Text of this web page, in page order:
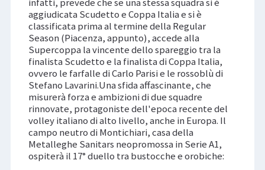
aggiudicata Scudetto e Coppa Italia e si è
classificata prima al termine della Regular
Season (Piacenza, appunto), accede alla
Supercoppa la vincente dello spareggio tra la
finalista Scudetto e la finalista di Coppa Italia,
ovvero le farfalle di Carlo Parisi e le rossoblù di
Stefano Lavarini.Una sfida affascinante, che
misurerà forza e ambizioni di due squadre
rinnovate, protagoniste dell'epoca recente del
volley italiano di alto livello, anche in Europa. Il
campo neutro di Montichiari, casa della
Metalleghe Sanitars neopromossa in Serie A1,
ospiterà il 17° duello tra bustocche e orobiche: